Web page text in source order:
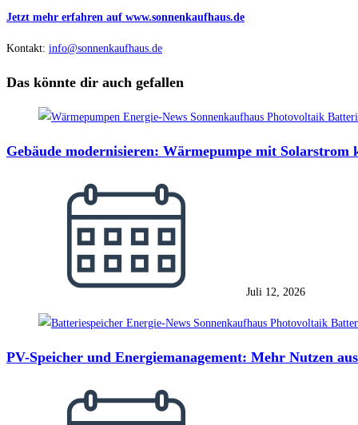
Jetzt mehr erfahren auf www.sonnenkaufhaus.de
Kontakt: info@sonnenkaufhaus.de
Das könnte dir auch gefallen
Gebäude modernisieren: Wärmepumpe mit Solarstrom
Juli 12, 2026
PV-Speicher und Energiemanagement: Mehr Nutzen